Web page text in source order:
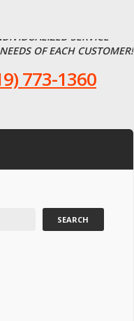
SERVICE
OF EACH CUSTOMER!
773-1360